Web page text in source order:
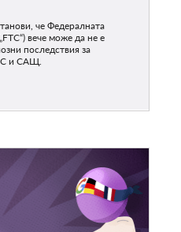
че Федералната
вече може да не е
последствия за
и САЩ.